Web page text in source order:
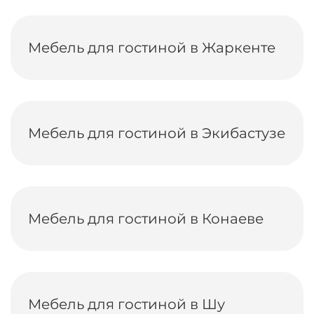
Мебель для гостиной в Жаркенте
Мебель для гостиной в Экибастузе
Мебель для гостиной в Конаеве
Мебель для гостиной в Шу